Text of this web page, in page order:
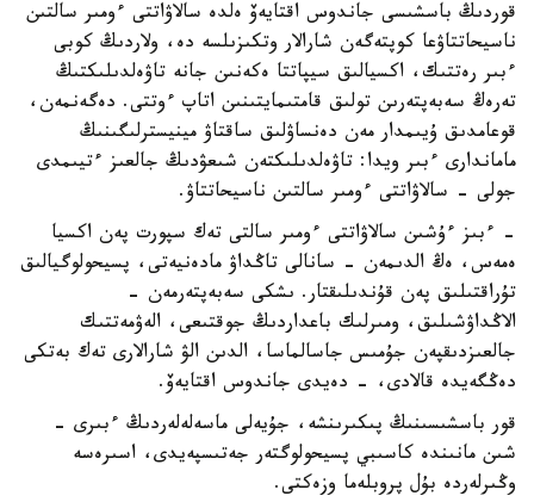
قوردىڭ باسشىسى جاندوس اقتايەۆ ەلدە سالاۋاتتى ءومىر سالتىن
ناسيحاتتاۋعا كوپتەگەن شارالار وتكىزىلسە دە، ولاردىڭ كوبى
ءبىر رەتتىك، اكسيالىق سيپاتتا ەكەنىن جانە تاۋەلدىلىكتىڭ
تەرەڭ سەبەپتەرىن تولىق قامتىمايتىنىن اتاپ ءوتتى. دەگەنمەن،
قوعامدىق ۇيىمدار مەن دەنساۋلىق ساقتاۋ مينيسترلىگىنىڭ
ماماندارى ءبىر ويدا: تاۋەلدىلىكتەن شىعۋدىڭ جالعىز ءتيىمدى
جولى - سالاۋاتتى ءومىر سالتىن ناسيحاتتاۋ.
- ءبىز ءۇشىن سالاۋاتتى ءومىر سالتى تەك سپورت پەن اكسيا
ەمەس، ەڭ الدىمەن - سانالى تاڭداۋ مادەنيەتى، پسيحولوگيالىق
تۇراقتىلىق پەن قۇندىلىقتار. ىشكى سەبەپتەرمەن -
الاڭداۋشىلىق، ومىرلىك باعداردىڭ جوقتىعى، الەۋمەتتىك
جالعىزدىقپەن جۇمىس جاسالماسا، الدىن الۋ شارالارى تەك بەتكى
دەڭگەيدە قالادى، - دەيدى جاندوس اقتايەۆ.
قور باسشىسىنىڭ پىكىرىنشە، جۇيەلى ماسەلەلەردىڭ ءبىرى -
شىن مانىندە كاسىبي پسيحولوگتەر جەتىسپەيدى، اسىرەسە
وڭىرلەردە بۇل پروبلەما وزەكتى.